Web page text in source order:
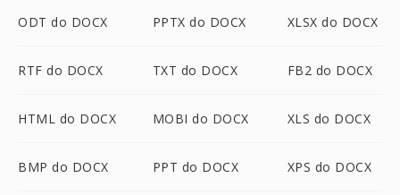
ODT do DOCX PPTX do DOCX XLSX do DOCX
RTF do DOCX TXT do DOCX FB2 do DOCX
HTML do DOCX MOBI do DOCX XLS do DOCX
BMP do DOCX PPT do DOCX XPS do DOCX